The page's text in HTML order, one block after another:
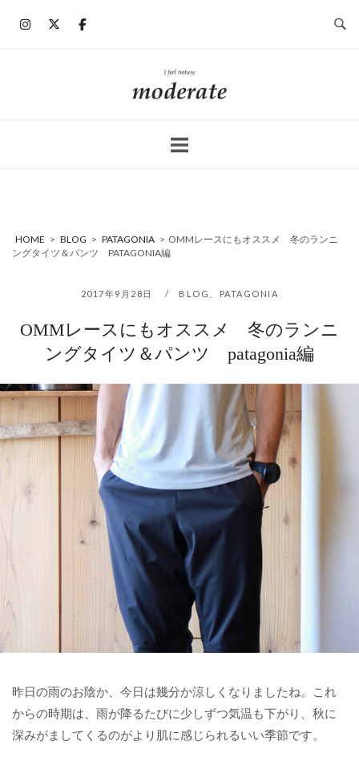
ホ
ー
HOME > BLOG > PATAGONIA > OMMレースにもオススメ 冬のランニ
ングタイツ＆パンツ PATAGONIA編
2017年9月28日 BLOG PATAGONIA
OMMレースにもオススメ 冬のランニ
ングタイツ＆パンツ patagonia編
昨日の雨のお陰か、今日は幾分か涼しくなりましたね。これ
からの時期は、雨が降るたびに少しずつ気温も下がり、秋に
深みがましてくるのがより肌に感じられるいい季節です。